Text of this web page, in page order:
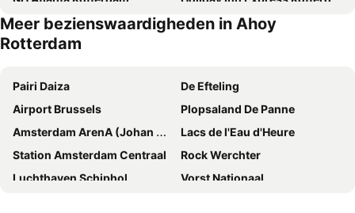
Postillion Hotel WTC Rotterdam
ibis Styles Rotterdam Ahoy
a&o Rotterdam
Room Mate Bruno, Rotterdam
ibis budget Rotterdam The Hague Airport
Van der Valk Hotel Dordrecht
ibis Rotterdam City Centre
Hilton Rotterdam
Carlton Oasis Hotel
WestCord Hotel Delft
Novotel Rotterdam Brainpark
Rotterdam Marriott Hotel
Delta Hotel
Meer bezienswaardigheden in Ahoy
Rotterdam
Pairi Daiza
De Efteling
Airport Brussels
Plopsaland De Panne
Amsterdam ArenA (Johan Cruijff ArenA)
Lacs de l'Eau d'Heure
Station Amsterdam Centraal
Rock Werchter
Luchthaven Schiphol
Vorst Nationaal